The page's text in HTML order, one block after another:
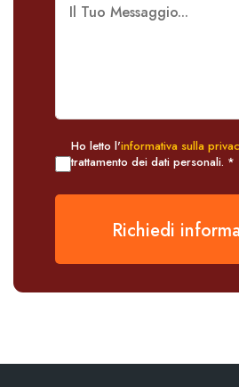
Ho letto l'informativa sulla
trattamento dei dati personali. *
Richiedi